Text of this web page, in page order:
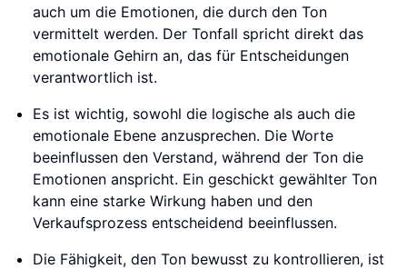
auch um die Emotionen, die durch den Ton
vermittelt werden. Der Tonfall spricht direkt das
emotionale Gehirn an, das für Entscheidungen
verantwortlich ist.
Es ist wichtig, sowohl die logische als auch die
emotionale Ebene anzusprechen. Die Worte
beeinflussen den Verstand, während der Ton die
Emotionen anspricht. Ein geschickt gewählter Ton
kann eine starke Wirkung haben und den
Verkaufsprozess entscheidend beeinflussen.
Die Fähigkeit, den Ton bewusst zu kontrollieren, ist